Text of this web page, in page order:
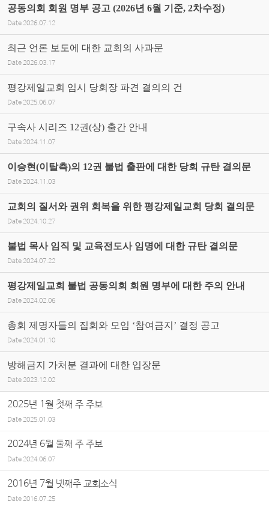
공동의회 회원 명부 공고 (2026년 6월 기준, 2차수정)
Date 2026.07.12
최근 언론 보도에 대한 교회의 사과문
Date 2026.03.17
평강제일교회 임시 당회장 파견 결의의 건
Date 2025.06.07
구속사 시리즈 12권(상) 출간 안내
Date 2024.11.07
이승현(이탈측)의 12권 불법 출판에 대한 당회 규탄 결의문
Date 2024.11.03
교회의 질서와 권위 회복을 위한 평강제일교회 당회 결의문
Date 2024.10.27
불법 목사 임직 및 교육전도사 임명에 대한 규탄 결의문
Date 2024.07.22
평강제일교회 불법 공동의회 회원 명부에 대한 주의 안내
Date 2024.02.06
총회 제명자들의 집회와 모임 ‘참여금지’ 결정 공고
Date 2024.01.10
방해금지 가처분 결과에 대한 입장문
Date 2023.12.02
2025년 1월 첫째 주 주보
Date2025.01.03
2024년 6월 둘째 주 주보
Date2024.06.07
2016년 7월 넷째주 교회소식
Date2016.07.25